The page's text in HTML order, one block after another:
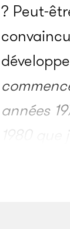
? Peut-
années
1980